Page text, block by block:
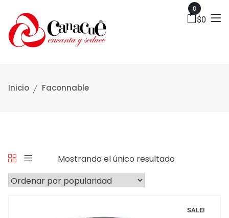
0
$0
Inicio Faconnable
Mostrando el único resultado
SALE!